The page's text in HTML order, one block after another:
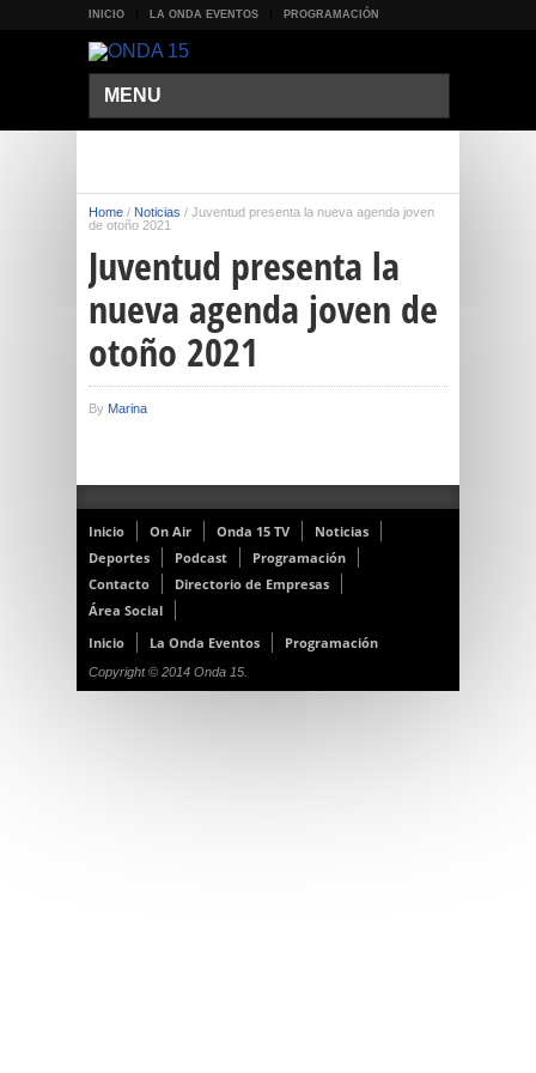
INICIO LA ONDA EVENTOS PROGRAMACIÓN
MENU
Home / Noticias / Juventud presenta la nueva agenda joven
de otoño 2021
Juventud presenta la
nueva agenda joven de
otoño 2021
By Marina
Inicio On Air Onda 15 TV
Noticias
Deportes
Podcast
Programación
Contacto
Directorio de Empresas
Área Social
Inicio
La Onda Eventos Programación
Copyright © 2014 Onda 15.